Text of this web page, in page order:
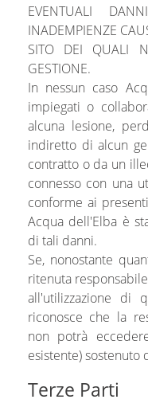
EVENTUALI
INADEMPIENZE
SITO DEI QUALI
GESTIONE.
In nessun caso
impiegati o
alcuna lesione,
indiretto di alcun
contratto o da un
connesso con una
conforme ai
Acqua dell'Elba è
di tali danni.
Se, nonostante
ritenuta
all'utilizzazione di
riconosce che la
non potrà
esistente) sostenuto
Terze Parti